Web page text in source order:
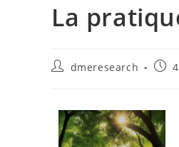
La
dmeresearch